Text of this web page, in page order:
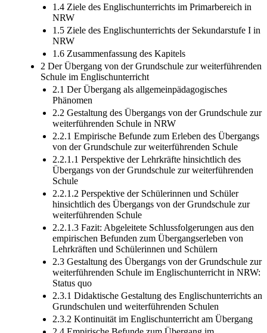
1.4 Ziele des Englischunterrichts im Primarbereich in
NRW
1.5 Ziele des Englischunterrichts der Sekundarstufe I in
NRW
1.6 Zusammenfassung des Kapitels
2 Der Übergang von der Grundschule zur weiterführenden
Schule im Englischunterricht
2.1 Der Übergang als allgemeinpädagogisches
Phänomen
2.2 Gestaltung des Übergangs von der Grundschule zur
weiterführenden Schule in NRW
2.2.1 Empirische Befunde zum Erleben des Übergangs
von der Grundschule zur weiterführenden Schule
2.2.1.1 Perspektive der Lehrkräfte hinsichtlich des
Übergangs von der Grundschule zur weiterführenden
Schule
2.2.1.2 Perspektive der Schülerinnen und Schüler
hinsichtlich des Übergangs von der Grundschule zur
weiterführenden Schule
2.2.1.3 Fazit: Abgeleitete Schlussfolgerungen aus den
empirischen Befunden zum Übergangserleben von
Lehrkräften und Schülerinnen und Schülern
2.3 Gestaltung des Übergangs von der Grundschule zur
weiterführenden Schule im Englischunterricht in NRW:
Status quo
2.3.1 Didaktische Gestaltung des Englischunterrichts an
Grundschulen und weiterführenden Schulen
2.3.2 Kontinuität im Englischunterricht am Übergang